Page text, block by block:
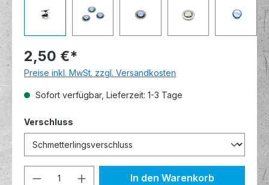
2,50 €*
Preise inkl. MwSt. zzgl. Versandkosten
Sofort verfügbar, Lieferzeit: 1-3 Tage
Verschluss
Produkt Anzahl: Gib den
In den Warenkorb